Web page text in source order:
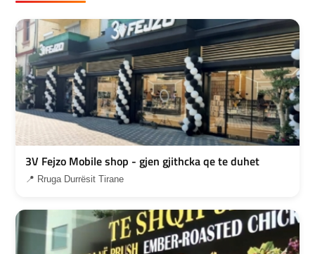
3V Fejzo Mobile shop - gjen gjithcka qe te duhet
📍 Rruga Durrësit Tirane